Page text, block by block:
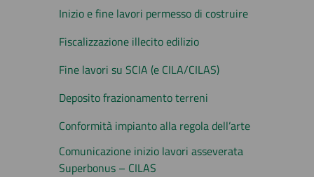
Inizio e fine lavori permesso di costruire
Fiscalizzazione illecito edilizio
Fine lavori su SCIA (e CILA/CILAS)
Deposito frazionamento terreni
Conformità impianto alla regola dell’arte
Comunicazione inizio lavori asseverata
Superbonus – CILAS